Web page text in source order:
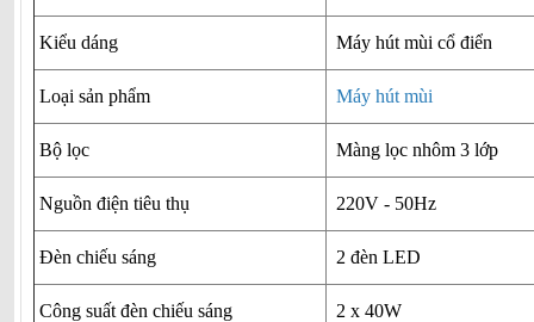
Kiểu dáng Máy hút mùi cổ điển
Loại sản phẩm Máy hút mùi
Bộ lọc Màng lọc nhôm 3 lớp
Nguồn điện tiêu thụ 220V - 50Hz
Đèn chiếu sáng 2 đèn LED
Công suất đèn chiếu sáng 2 x 40W